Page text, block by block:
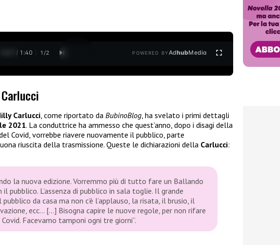
0:28 / 1:40 1 /2 POWERED BYAdhubMedia
Carlucci, come riportato da BubinoBlog, ha svelato i primi dettagli
2021. La conduttrice ha ammesso che quest’anno, dopo i disagi della
Covid, vorrebbe riavere nuovamente il pubblico, parte
riuscita della trasmissione. Queste le dichiarazioni della Carlucci:
la nuova edizione. Vorremmo più di tutto fare un Ballando
pubblico. L’assenza di pubblico in sala toglie. Il grande
da casa ma non c’è l’applauso, la risata, il brusio, il
ecc… […] Bisogna capire le nuove regole, per non rifare
Facevamo tamponi ogni tre giorni”.